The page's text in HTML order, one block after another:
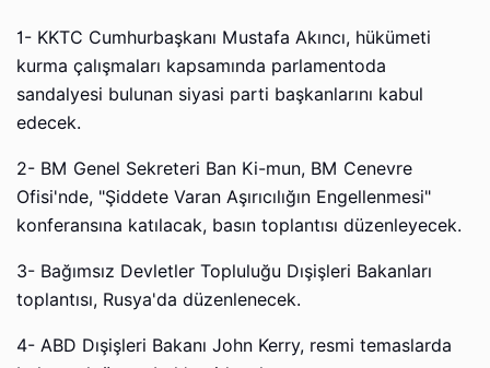
1- KKTC Cumhurbaşkanı Mustafa Akıncı, hükümeti
kurma çalışmaları kapsamında parlamentoda
sandalyesi bulunan siyasi parti başkanlarını kabul
edecek.
2- BM Genel Sekreteri Ban Ki-mun, BM Cenevre
Ofisi'nde, "Şiddete Varan Aşırıcılığın Engellenmesi"
konferansına katılacak, basın toplantısı düzenleyecek.
3- Bağımsız Devletler Topluluğu Dışişleri Bakanları
toplantısı, Rusya'da düzenlenecek.
4- ABD Dışişleri Bakanı John Kerry, resmi temaslarda